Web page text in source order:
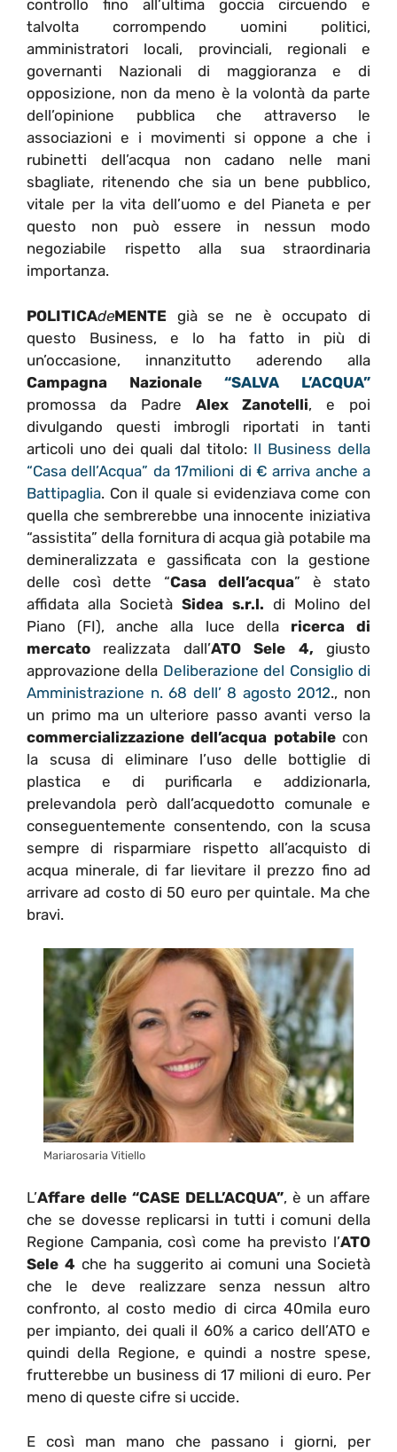
controllo fino all’ultima goccia circuendo e
talvolta corrompendo uomini politici,
amministratori locali, provinciali, regionali e
governanti Nazionali di maggioranza e di
opposizione, non da meno è la volontà da parte
dell’opinione pubblica che attraverso le
associazioni e i movimenti si oppone a che i
rubinetti dell’acqua non cadano nelle mani
sbagliate, ritenendo che sia un bene pubblico,
vitale per la vita dell’uomo e del Pianeta e per
questo non può essere in nessun modo
negoziabile rispetto alla sua straordinaria
importanza.
POLITICAdeMENTE già se ne è occupato di
questo Business, e lo ha fatto in più di
un’occasione, innanzitutto aderendo alla
Campagna Nazionale
“SALVA L’ACQUA”
promossa da Padre Alex Zanotelli, e poi
divulgando questi imbrogli riportati in tanti
articoli uno dei quali dal titolo: Il Business della
“Casa dell’Acqua” da 17milioni di € arriva anche a
Battipaglia. Con il quale si evidenziava come con
quella che sembrerebbe una innocente iniziativa
“assistita” della fornitura di acqua già potabile ma
demineralizzata e gassificata con la gestione
delle così dette “Casa dell’acqua” è stato
affidata alla Società Sidea s.r.l. di Molino del
Piano (FI), anche alla luce dellaricerca di
mercato realizzata dall’ATO Sele 4, giusto
approvazione della Deliberazione del Consiglio di
Amministrazione n. 68 dell’ 8 agosto 2012., non
un primo ma un ulteriore passo avanti verso la
commercializzazione dell’acqua potabilecon
la scusa di eliminare l’uso delle bottiglie di
plastica e di purificarla e addizionarla,
prelevandola però dall’acquedotto comunale e
conseguentemente consentendo, con la scusa
sempre di risparmiare rispetto all’acquisto di
acqua minerale, di far lievitare il prezzo fino ad
arrivare ad costo di 50 euro per quintale. Ma che
bravi.
Mariarosaria Vitiello
L’Affare delle “CASE DELL’ACQUA”, è un affare
che se dovesse replicarsi in tutti i comuni della
Regione Campania, così come ha previsto l’ATO
Sele 4 che ha suggerito ai comuni una Società
che le deve realizzare senza nessun altro
confronto, al costo medio di circa 40mila euro
per impianto, dei quali il 60% a carico dell’ATO e
quindi della Regione, e quindi a nostre spese,
frutterebbe un business di 17 milioni di euro. Per
meno di queste cifre si uccide.
E così man mano che passano i giorni, per